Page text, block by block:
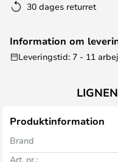
30 dages returret
Information om
Leveringstid: 7 - 11
Produktinformation
Brand
Art. nr.: